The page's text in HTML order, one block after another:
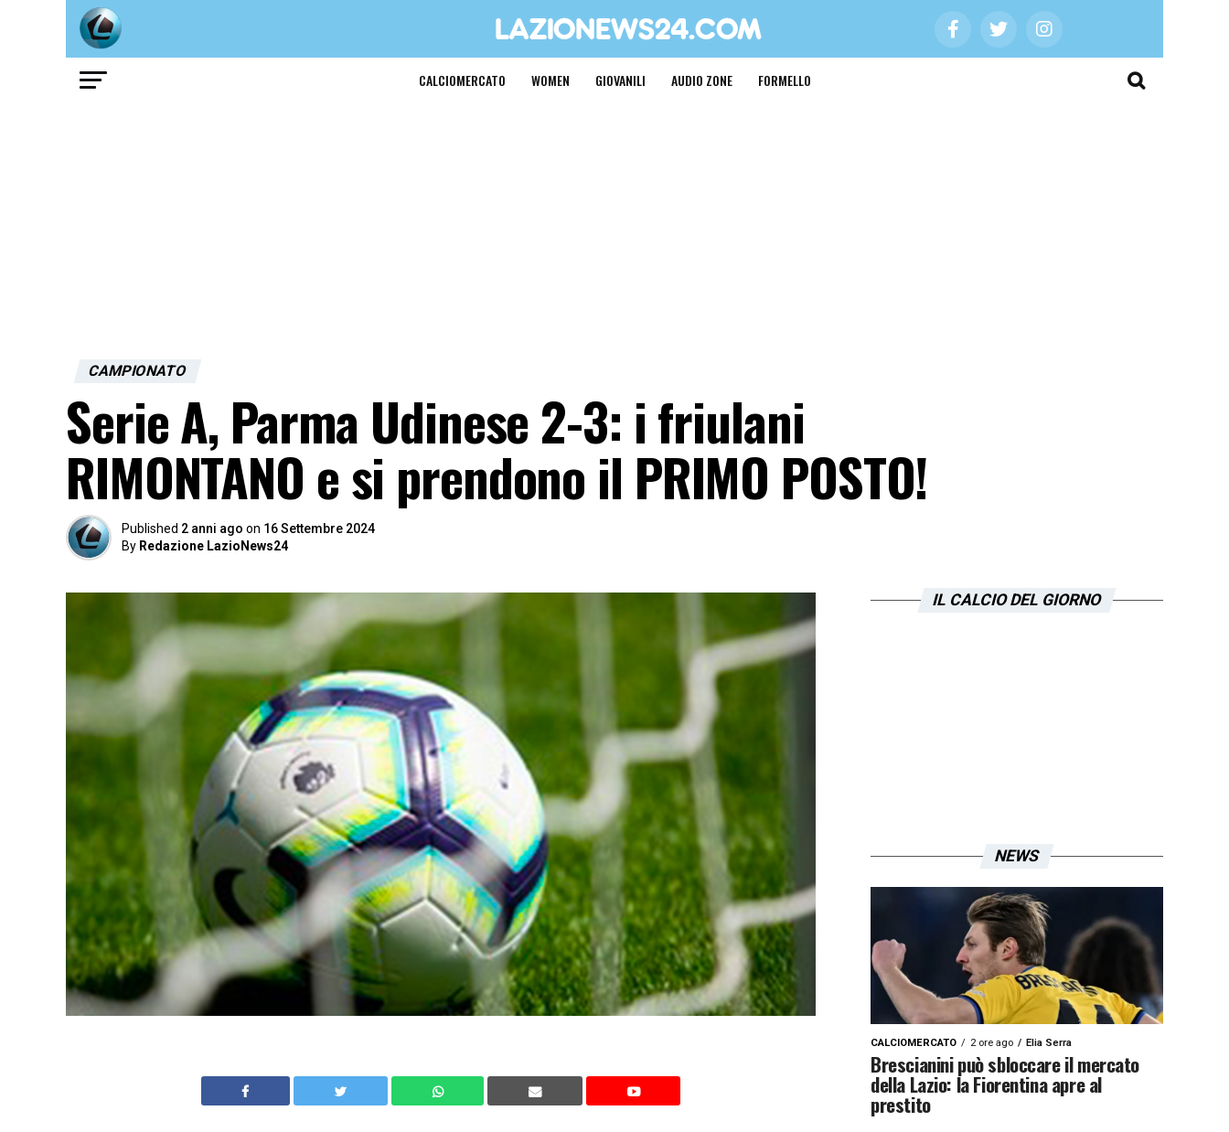
CALCIOMERCATO WOMEN GIOVANILI AUDIO ZONE FORMELLO
CAMPIONATO
Serie A, Parma Udinese 2-3: i friulani
RIMONTANO e si prendono il PRIMO POSTO!
Published 2 anni ago on 16 Settembre 2024
By Redazione LazioNews24
IL CALCIO DEL GIORNO
NEWS
CALCIOMERCATO 2 ore ago Elia Serra
Brescianini può sbloccare il mercato
della Lazio: la Fiorentina apre al
prestito